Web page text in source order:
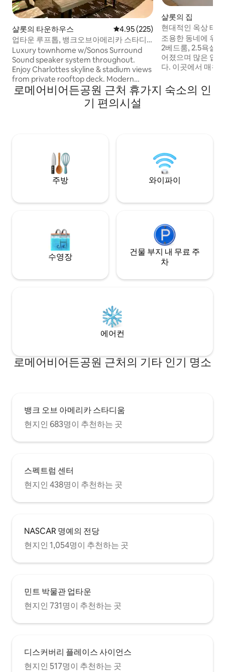
샬롯의 타운하우스 평점 4.95점(5점 만점), 후기 225
4.95 (225)
업타운 루프톱, 뱅크오브아메리카 스타디
움까지 도보 거리!
Luxury townhome w/Sonos Surround
Sound speaker system throughout.
Enjoy Charlottes skyline & stadium views
from private rooftop deck. Modern
decor provides space & comfort you
need to sit back & relax after a fun filled
day in Charlotte. Centrally located. 8-10
Bank of America Stadium, & more! Ask
about our TESLA rental, & PRIVATE CHEF
샬롯의 집
현대적인 옥상 테
도보 5분
조용한 동네에 위
2베드룸, 2.5욕실 숙소입니
어졌으며 많은 업
다. 이곳에서 매우
며 무료 주차장 2
다른 방향으로는
파티오.
로메어비어든공원 근처 휴가지 숙소의 인
기 편의시설
주방 와이파이
수영장
건물 부지 내 무료 주
차
에어컨
로메어비어든공원 근처의 기타 인기 명소
뱅크 오브 아메리카 스타디움
현지인 683명이 추천하는 곳
스펙트럼 센터
현지인 438명이 추천하는 곳
NASCAR 명예의 전당
현지인 1,054명이 추천하는 곳
민트 박물관 업타운
현지인 731명이 추천하는 곳
디스커버리 플레이스 사이언스
현지인 517명이 추천하는 곳